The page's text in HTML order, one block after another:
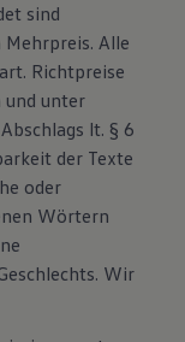
sind
Alle
Richtpreise
und unter
lt. § 6
der Texte
oder
Wörtern
Wir